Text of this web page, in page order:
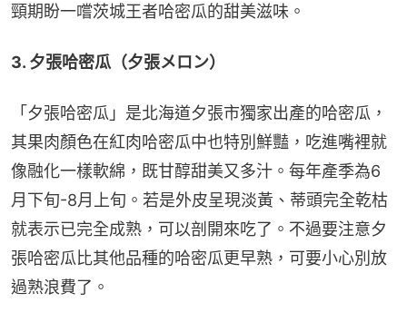
頸期盼一嚐茨城王者哈密瓜的甜美滋味。
3. 夕張哈密瓜（夕張メロン）
「夕張哈密瓜」是北海道夕張市獨家出產的哈密瓜，
其果肉顏色在紅肉哈密瓜中也特別鮮豔，吃進嘴裡就
像融化一樣軟綿，既甘醇甜美又多汁。每年產季為6
月下旬-8月上旬。若是外皮呈現淡黃、蒂頭完全乾枯
就表示已完全成熟，可以剖開來吃了。不過要注意夕
張哈密瓜比其他品種的哈密瓜更早熟，可要小心別放
過熟浪費了。